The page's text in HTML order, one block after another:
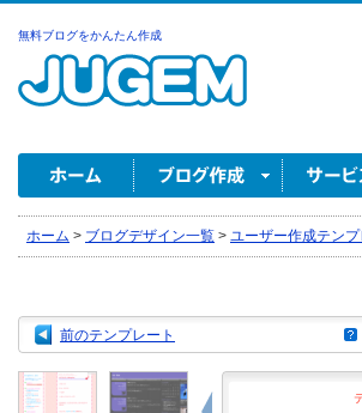
無料ブログをかんたん作成
ホーム > ブログデザイン一覧 > ユーザー作成テンプ
前のテンプレート